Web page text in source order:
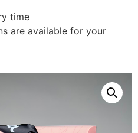
time
are available for your